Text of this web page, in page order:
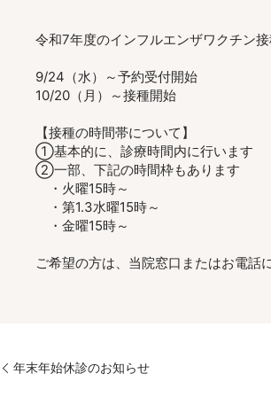
令和7年度のインフルエンザワクチン接
9/24（水）～予約受付開始
10/20（月）～接種開始
【接種の時間帯について】
①基本的に、診療時間内に行います
②一部、下記の時間枠もあります
・火曜15時～
・第1.3水曜15時～
・金曜15時～
ご希望の方は、当院窓口またはお電話
年末年始休診のお知らせ